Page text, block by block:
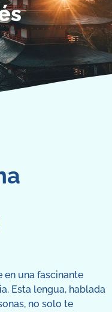
en una fascinante
Esta lengua, hablada
no solo te